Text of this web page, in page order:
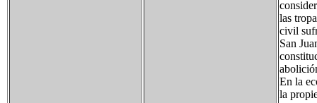
las
civil
San
En la
la